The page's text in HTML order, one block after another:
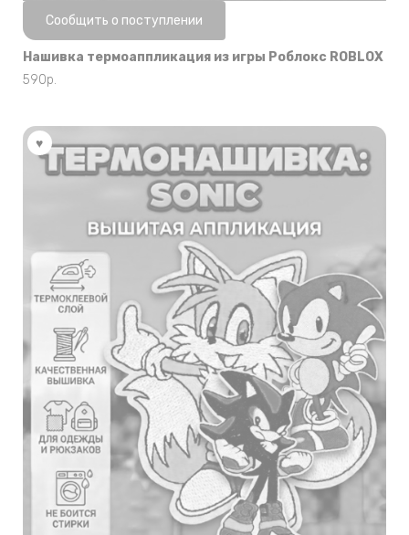
Нет в наличии
Сообщить о поступлении
Нашивка термоаппликация из игры Роблокс ROBLOX
590р.